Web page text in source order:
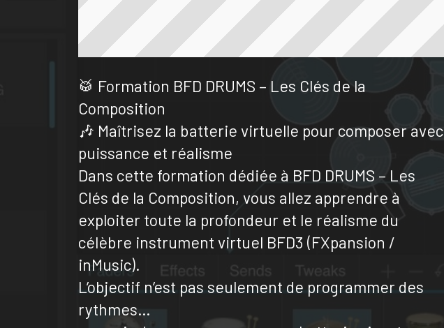
🥁 Formation BFD DRUMS – Les Clés de la
Composition
🎶 Maîtrisez la batterie virtuelle pour composer avec
puissance et réalisme
Dans cette formation dédiée à BFD DRUMS – Les
Clés de la Composition, vous allez apprendre à
exploiter toute la profondeur et le réalisme du
célèbre instrument virtuel BFD3 (FXpansion /
inMusic).
L’objectif n’est pas seulement de programmer des
rythmes…